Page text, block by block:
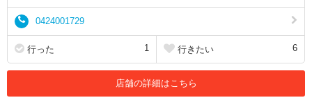
0424001729
行った 1 行きたい 6
店舗の詳細はこちら